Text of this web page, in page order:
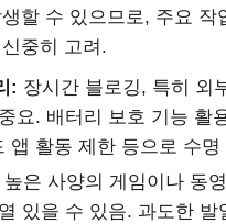
할 수 있으므로, 주요 작
중히 고려.
: 장시간 블로깅, 특히 외
요. 배터리 보호 기능 활
앱 활동 제한 등으로 수명
높은 사양의 게임이나 동
있을 수 있음. 과도한 발